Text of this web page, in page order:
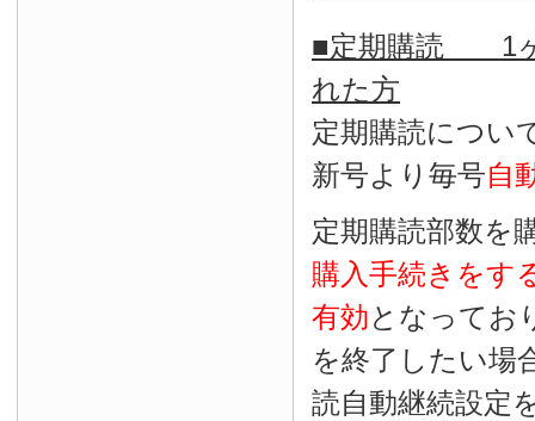
■定期購読 1ヶ
れた方
定期購読につい
新号より毎号自
定期購読部数を
購入手続きをす
有効となってお
を終了したい場
読自動継続設定